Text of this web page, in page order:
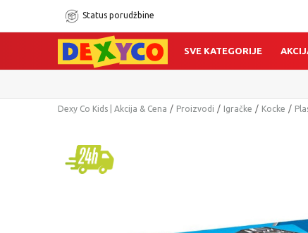
Status porudžbine
SVE KATEGORIJE
Dexy Co Kids | Akcija & Cena Proizvodi Igračke Kocke